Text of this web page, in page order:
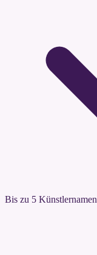
Bis zu 5 Künstlernamen